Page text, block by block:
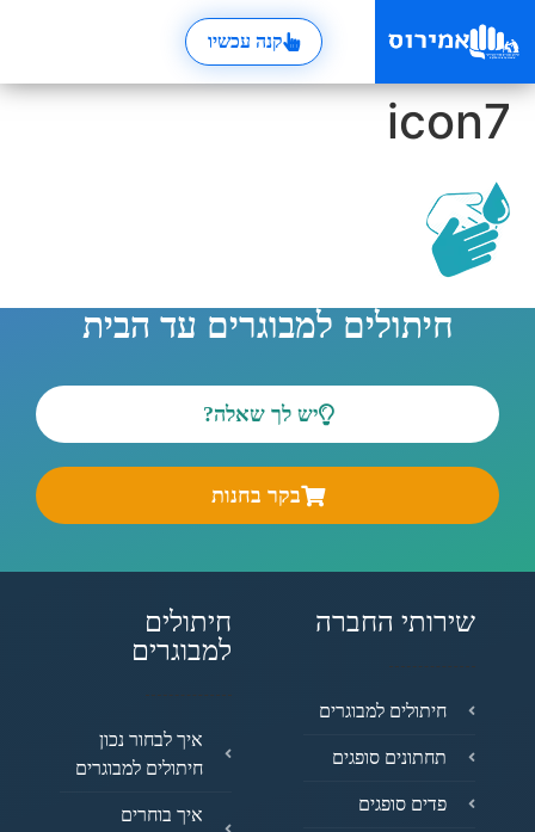
קנה עכשיו
icon7
חיתולים למבוגרים עד הבית
יש לך שאלה?
בקר בחנות
שירותי החברה
חיתולים למבוגרים
תחתונים סופגים
פדים סופגים
חיתולים
למבוגרים
איך לבחור נכון
חיתולים למבוגרים
איך בוחרים